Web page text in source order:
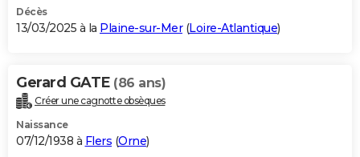
Décès
13/03/2025 à la Plaine-sur-Mer(Loire-Atlantique)
Gerard GATE (86 ans)
Créer une cagnotte obsèques
Naissance
07/12/1938 à Flers (Orne)